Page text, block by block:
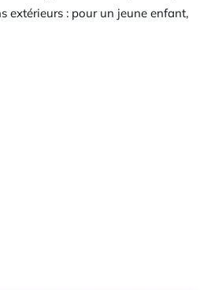
extérieurs : pour un jeune enfant,